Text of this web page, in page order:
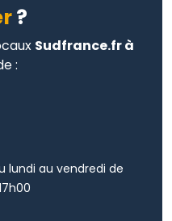
?
Sudfrance.fr à
:
lundi au vendredi de